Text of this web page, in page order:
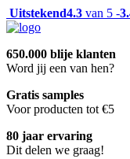
Uitstekend4.3 van 5 -
650.000 blije klanten
Word jij een van hen?
Gratis samples
Voor producten tot €5
80 jaar ervaring
Dit delen we graag!